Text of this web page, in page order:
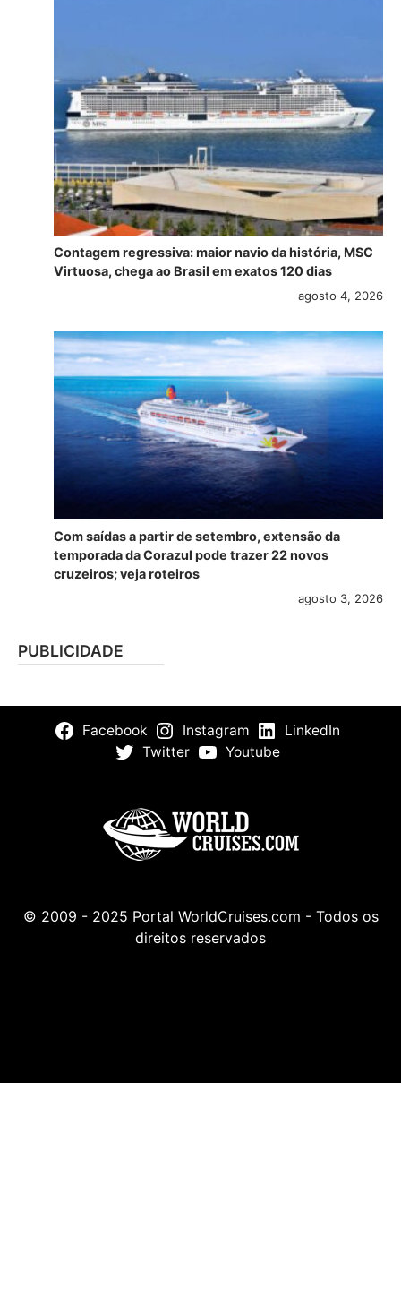
Contagem regressiva: maior navio da história, MSC
Virtuosa, chega ao Brasil em exatos 120 dias
agosto 4, 2026
Com saídas a partir de setembro, extensão da
temporada da Corazul pode trazer 22 novos
cruzeiros; veja roteiros
agosto 3, 2026
PUBLICIDADE
Facebook Instagram
LinkedIn
Twitter
Youtube
© 2009 - 2025 Portal WorldCruises.com - Todos os
direitos reservados